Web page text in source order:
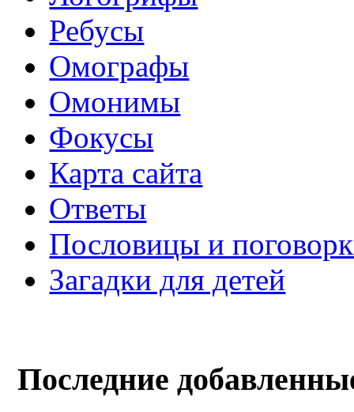
Ребусы
Омографы
Омонимы
Фокусы
Карта сайта
Ответы
Пословицы и
Загадки для детей
Последние